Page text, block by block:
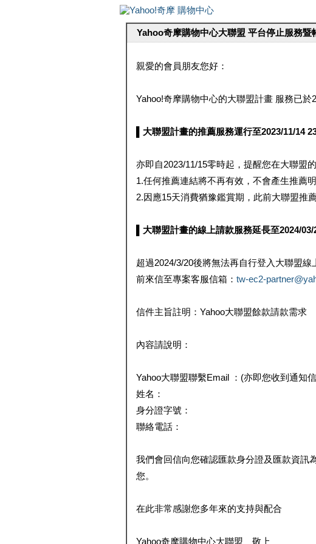
Yahoo奇摩購物中心大聯盟 平台停止服務暨
親愛的會員朋友您好：
Yahoo!奇摩購物中心的大聯盟計畫 服務已於
▌大聯盟計畫的推薦服務運行至2023/11/14
亦即自2023/11/15零時起，提醒您在大聯盟
1.任何推薦連結將不再有效，不會產生推薦
2.因應15天消費猶豫鑑賞期，此前大聯盟推
▌大聯盟計畫的線上請款服務延長至2024/03/
超過2024/3/20後將無法再自行登入大聯盟
前來信至專案客服信箱： tw-ec2-
信件主旨註明：Yahoo大聯盟餘款請款需求
內容請說明：
Yahoo大聯盟聯繫Email ：(亦即您收到通知
姓名：
身分證字號：
聯絡電話：
我們會回信向您確認匯款身分證及匯款資訊
您。
在此非常感謝您多年來的支持與配合
Yahoo奇摩購物中心大聯盟 敬上